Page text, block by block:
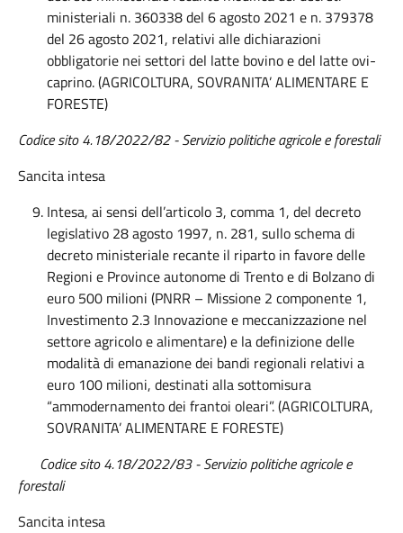
ministeriali n. 360338 del 6 agosto 2021 e n. 379378
del 26 agosto 2021, relativi alle dichiarazioni
obbligatorie nei settori del latte bovino e del latte ovi-
caprino. (AGRICOLTURA, SOVRANITA’ ALIMENTARE E
FORESTE)
Codice sito 4.18/2022/82 - Servizio politiche agricole e forestali
Sancita intesa
Intesa, ai sensi dell’articolo 3, comma 1, del decreto
legislativo 28 agosto 1997, n. 281, sullo schema di
decreto ministeriale recante il riparto in favore delle
Regioni e Province autonome di Trento e di Bolzano di
euro 500 milioni (PNRR – Missione 2 componente 1,
Investimento 2.3 Innovazione e meccanizzazione nel
settore agricolo e alimentare) e la definizione delle
modalità di emanazione dei bandi regionali relativi a
euro 100 milioni, destinati alla sottomisura
“ammodernamento dei frantoi oleari”. (AGRICOLTURA,
SOVRANITA’ ALIMENTARE E FORESTE)
Codice sito 4.18/2022/83 - Servizio politiche agricole e
forestali
Sancita intesa